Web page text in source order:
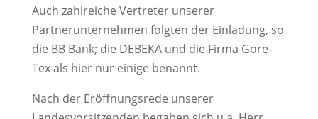
Auch zahlreiche Vertreter unserer
Partnerunternehmen folgten der Einladung, so
die BB Bank; die DEBEKA und die Firma Gore-
Tex als hier nur einige benannt.
Nach der Eröffnungsrede unserer